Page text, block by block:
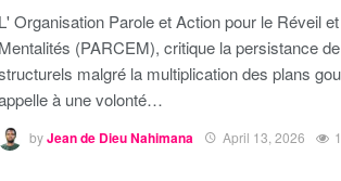
L' Organisation Parole et Action pour le Réveil
Mentalités (PARCEM), critique la persistance
malgré la multiplication des plans
à une volonté…
byJean de Dieu Nahimana April 13, 2026